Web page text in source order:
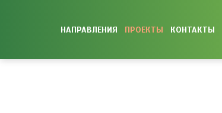
НАПРАВЛЕНИЯ ПРОЕКТЫ КОНТАКТЫ